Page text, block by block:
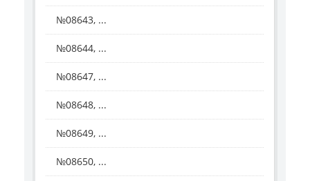
№08643, ...
№08644, ...
№08647, ...
№08648, ...
№08649, ...
№08650, ...